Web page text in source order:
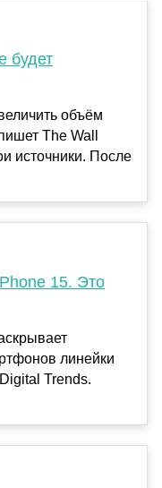
будет
объём
The Wall
источники. После
15. Это
линейки
Trends.